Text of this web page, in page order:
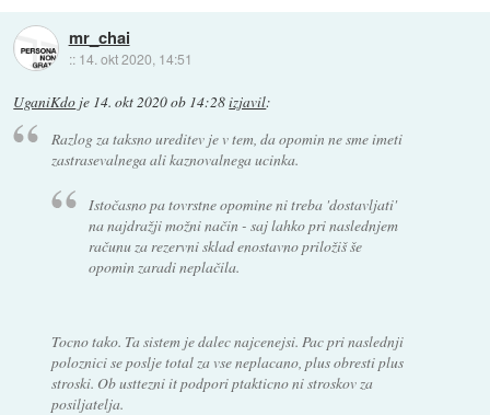
mr_chai
:: 14. okt 2020, 14:51
UganiKdo je 14. okt 2020 ob 14:28izjavil:
Razlog za taksno ureditev je v tem, da opomin ne sme imeti
zastrasevalnega ali kaznovalnega ucinka.
Istočasno pa tovrstne opomine ni treba 'dostavljati'
na najdražji možni način - saj lahko pri naslednjem
računu za rezervni sklad enostavno priložiš še
opomin zaradi neplačila.
Tocno tako. Ta sistem je dalec najcenejsi. Pac pri naslednji
poloznici se poslje total za vse neplacano, plus obresti plus
stroski. Ob usttezni it podpori ptakticno ni stroskov za
posiljatelja.